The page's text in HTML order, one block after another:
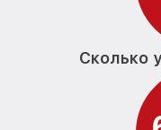
Сколько